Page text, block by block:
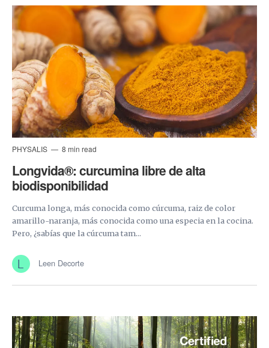
PHYSALIS 8 min read
Longvida®: curcumina libre de alta
biodisponibilidad
Curcuma longa, más conocida como cúrcuma, raiz de color
amarillo-naranja, más conocida como una especia en la cocina.
Pero, ¿sabías que la cúrcuma tam...
Leen Decorte